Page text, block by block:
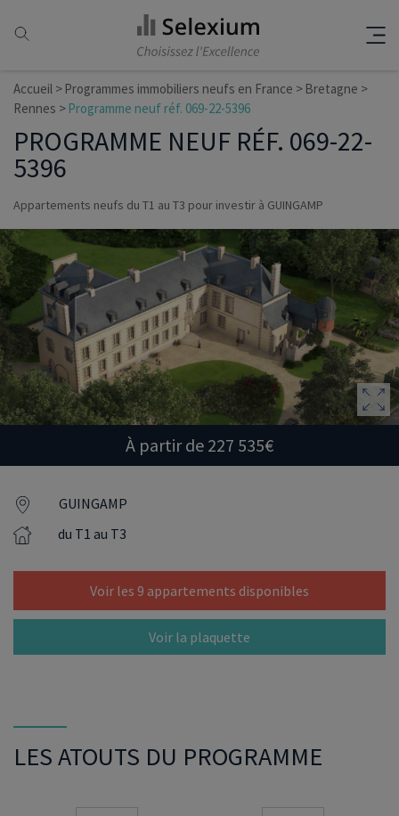
Accueil Programmes immobiliers neufs en France
Bretagne
Rennes
Programme neuf réf. 069-22-5396
PROGRAMME NEUF RÉF. 069-22-
5396
Appartements neufs du T1 au T3 pour investir à GUINGAMP
À partir de 227 535€
GUINGAMP
du T1 au T3
Voir les 9 appartements disponibles
Voir la plaquette
LES ATOUTS DU PROGRAMME